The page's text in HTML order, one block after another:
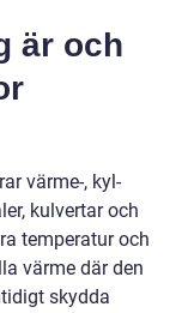
är och
värme-, kyl-
kulvertar och
temperatur och
värme där den
skydda